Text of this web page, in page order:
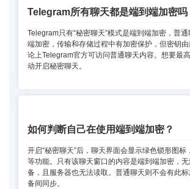
Telegram所有聊天都是端到端加密吗
Telegram只有“秘密聊天”模式是端到端加密，普
端加密，传输和存储过程中有加密保护，但密钥
论上Telegram官方可访问普通聊天内容。想要最
动开启秘密聊天。
如何判断自己在使用端到端加密？
开启“秘密聊天”后，聊天界面会显示绿色锁形图标
等功能。只有该聊天窗口的内容是端到端加密，
备，且服务器也无法读取。普通聊天则不会有此
备间同步。